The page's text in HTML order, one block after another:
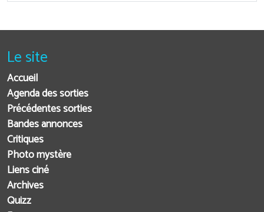
Le site
Accueil
Agenda des sorties
Précédentes sorties
Bandes annonces
Critiques
Photo mystère
Liens ciné
Archives
Quizz